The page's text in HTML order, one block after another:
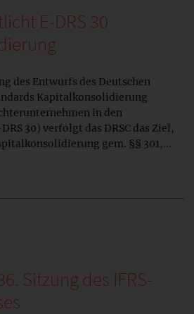
E-DRS 30
des Entwurfs des Deutschen
Kapitalkonsolidierung
in den
30) verfolgt das DRSC das Ziel,
gem. §§ 301,...
Sitzung des IFRS-